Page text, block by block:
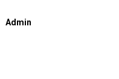
Admin